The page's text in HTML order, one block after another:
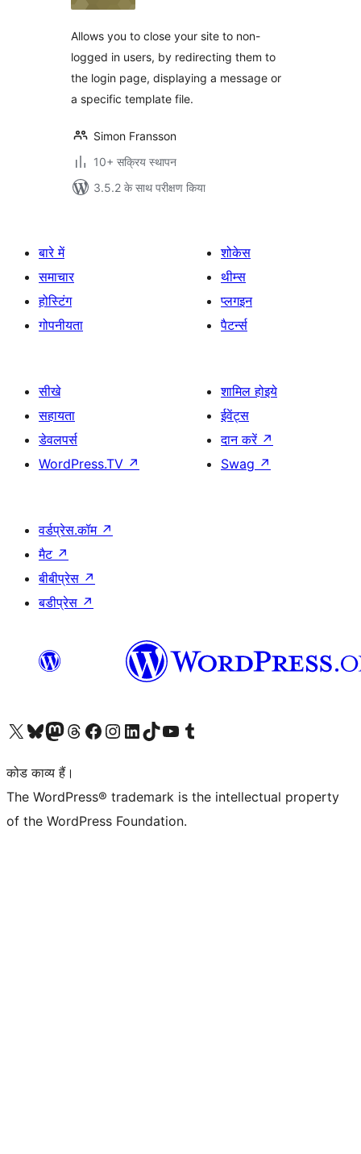
Allows you to close your site to non-
logged in users, by redirecting them to
the login page, displaying a message or
a specific template file.
Simon Fransson
10+ सक्रिय स्थापन
3.5.2 के साथ परीक्षण किया
बारे में
समाचार
होस्टिंग
गोपनीयता
शोकेस
थीम्स
प्लगइन
पैटर्न्स
सीखे
सहायता
डेवलपर्स
WordPress.TV ↗
शामिल होइये
ईवेंट्स
दान करें ↗
Swag ↗
वर्डप्रेस.कॉम ↗
मैट ↗
बीबीप्रेस ↗
बडीप्रेस ↗
Visit our X (formerly Twitter) account
हमारे बलुस्की खाते पर जाएँVisit our Mastodon account
हमारे थ्रेड्स अकाउंट पर जाएंहमारे फेसबुक पेज पर जाएँहमारे इंस्टाग्राम अकाउंट पर जाएंहमारे लिंक्डइन खाते पर जाएँहमारे टिकटॉक खाते पर जाएँहमारे यूट्यूब चैनल पर जाएंहमारे Tumblr खाते पर जाएँ
कोड काव्य हैं।
The WordPress® trademark is the intellectual property
of the WordPress Foundation.